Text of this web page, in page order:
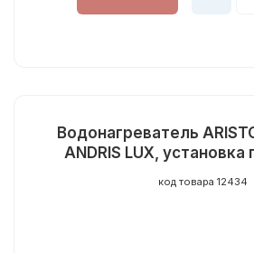
Водонагреватель
ANDRIS LUX,
код товара 12434